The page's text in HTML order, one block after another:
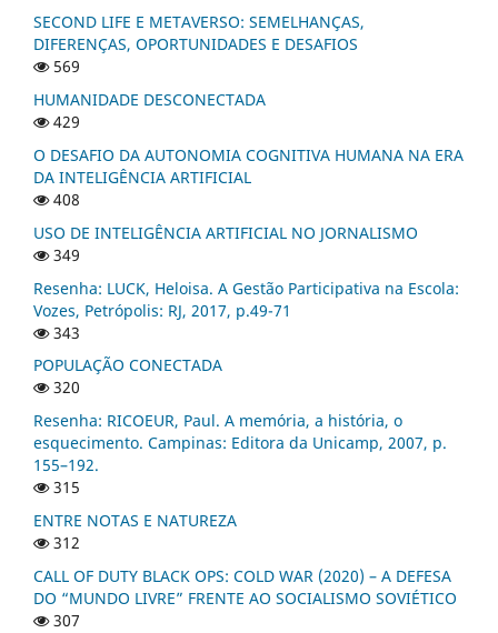
SECOND LIFE E METAVERSO: SEMELHANÇAS,
DIFERENÇAS, OPORTUNIDADES E DESAFIOS
569
HUMANIDADE DESCONECTADA
429
O DESAFIO DA AUTONOMIA COGNITIVA HUMANA NA ERA
DA INTELIGÊNCIA ARTIFICIAL
408
USO DE INTELIGÊNCIA ARTIFICIAL NO JORNALISMO
349
Resenha: LUCK, Heloisa. A Gestão Participativa na Escola:
Vozes, Petrópolis: RJ, 2017, p.49-71
343
POPULAÇÃO CONECTADA
320
Resenha: RICOEUR, Paul. A memória, a história, o
esquecimento. Campinas: Editora da Unicamp, 2007, p.
155–192.
315
ENTRE NOTAS E NATUREZA
312
CALL OF DUTY BLACK OPS: COLD WAR (2020) – A DEFESA
DO “MUNDO LIVRE” FRENTE AO SOCIALISMO SOVIÉTICO
307